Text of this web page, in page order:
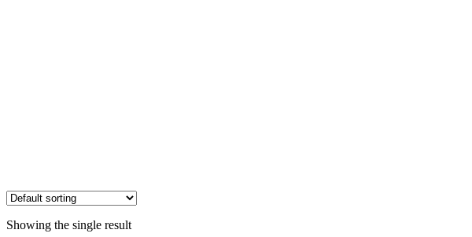
Showing the single result